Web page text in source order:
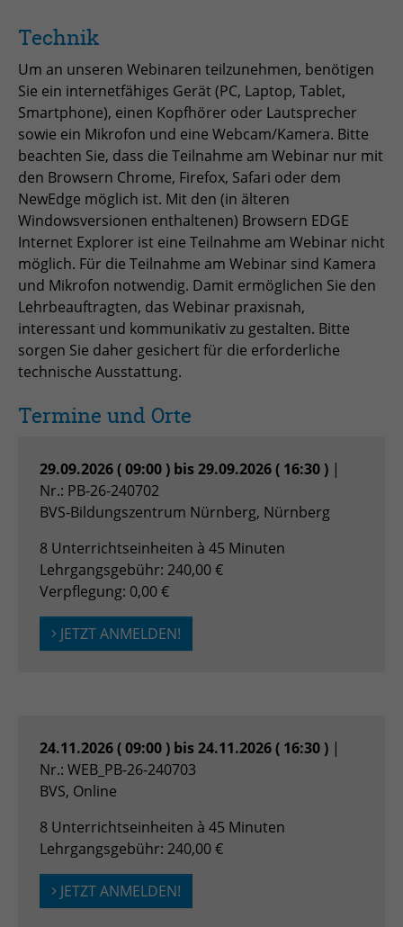
Technik
Um an unseren Webinaren teilzunehmen, benötigen
Sie ein internetfähiges Gerät (PC, Laptop, Tablet,
Smartphone), einen Kopfhörer oder Lautsprecher
sowie ein Mikrofon und eine Webcam/Kamera. Bitte
beachten Sie, dass die Teilnahme am Webinar nur mit
den Browsern Chrome, Firefox, Safari oder dem
NewEdge möglich ist. Mit den (in älteren
Windowsversionen enthaltenen) Browsern EDGE
Internet Explorer ist eine Teilnahme am Webinar nicht
möglich. Für die Teilnahme am Webinar sind Kamera
und Mikrofon notwendig. Damit ermöglichen Sie den
Lehrbeauftragten, das Webinar praxisnah,
interessant und kommunikativ zu gestalten. Bitte
sorgen Sie daher gesichert für die erforderliche
technische Ausstattung.
Termine und Orte
29.09.2026 ( 09:00 ) bis 29.09.2026 ( 16:30 ) |
Nr.: PB-26-240702
BVS-Bildungszentrum Nürnberg, Nürnberg
8 Unterrichtseinheiten à 45 Minuten
Lehrgangsgebühr: 240,00 €
Verpflegung: 0,00 €
JETZT ANMELDEN!
24.11.2026 ( 09:00 ) bis 24.11.2026 ( 16:30 ) |
Nr.: WEB_PB-26-240703
BVS, Online
8 Unterrichtseinheiten à 45 Minuten
Lehrgangsgebühr: 240,00 €
JETZT ANMELDEN!
Name
Anbieter TYPO3
Laufzeit Session
Zweck Admin-Login Redaktionssystem
Name PHPSESSID
Anbieter PHP
Laufzeit Session
Betrieb TYPO3